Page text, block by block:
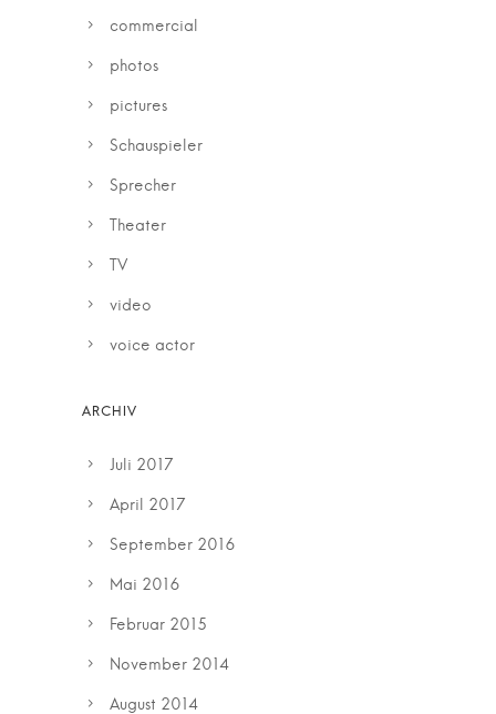
commercial
photos
pictures
Schauspieler
Sprecher
Theater
TV
video
voice actor
Juli 2017
April 2017
September 2016
Mai 2016
Februar 2015
November 2014
August 2014